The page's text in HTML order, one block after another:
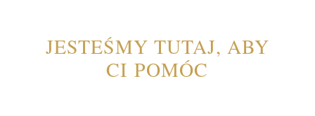
JESTEŚMY TUTAJ, ABY
CI POMÓC